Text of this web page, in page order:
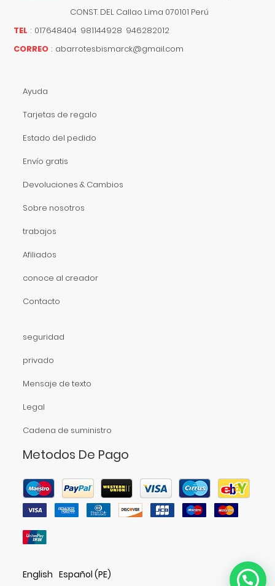
CONST. DEL Callao Lima 070101 Perú
TEL : 017648404 981144928 946282012
CORREO : abarrotesbismarck@gmail.com
Ayuda
Tarjetas de regalo
Estado del pedido
Envío gratis
Devoluciones & Cambios
Sobre nosotros
trabajos
Afiliados
conoce al creador
Contacto
seguridad
privado
Mensaje de texto
Legal
Cadena de suministro
Metodos De Pago
English Español (PE)